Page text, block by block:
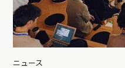
ニュース